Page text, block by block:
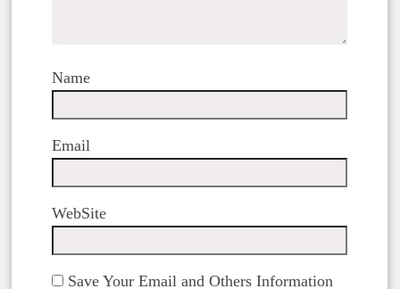
Name
Email
WebSite
Save Your Email and Others Information